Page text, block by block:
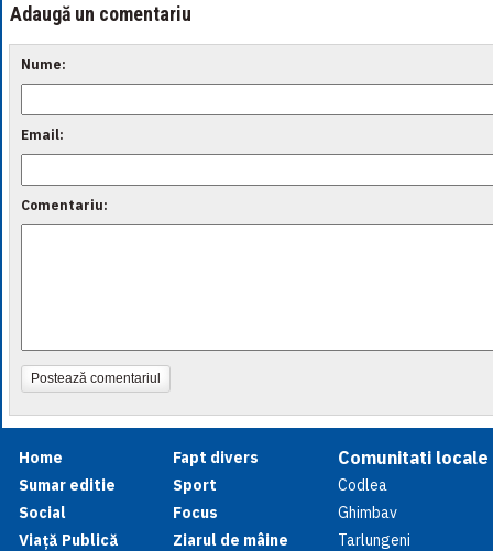
Adaugă un comentariu
Nume:
Email:
Comentariu:
Postează comentariul
Home
Sumar editie
Social
Viață Publică
Fapt divers
Sport
Focus
Ziarul de mâine
Comunitati locale
Codlea
Ghimbav
Tarlungeni